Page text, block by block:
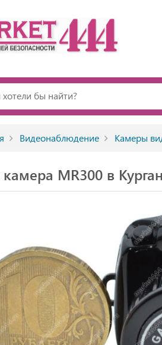
Видеонаблюдение Камеры
MR300 в